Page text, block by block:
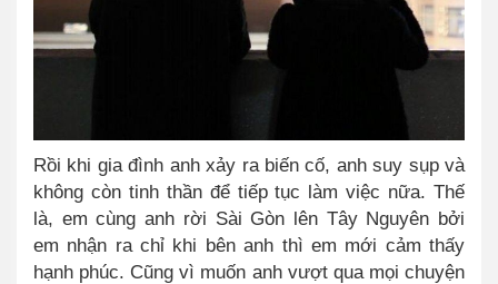
Rồi khi gia đình anh xảy ra biến cố, anh suy sụp và
không còn tinh thần để tiếp tục làm việc nữa. Thế
là, em cùng anh rời Sài Gòn lên Tây Nguyên bởi
em nhận ra chỉ khi bên anh thì em mới cảm thấy
hạnh phúc. Cũng vì muốn anh vượt qua mọi chuyện